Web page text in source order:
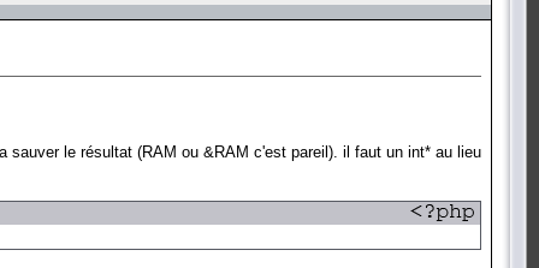
sauver le résultat (RAM ou &RAM c'est pareil). il faut un int* au lieu